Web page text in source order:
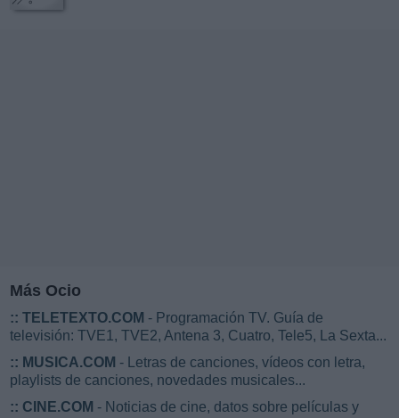
Más Ocio
:: TELETEXTO.COM - Programación TV. Guía de
televisión: TVE1, TVE2, Antena 3, Cuatro, Tele5, La Sexta...
:: MUSICA.COM - Letras de canciones, vídeos con letra,
playlists de canciones, novedades musicales...
:: CINE.COM - Noticias de cine, datos sobre películas y